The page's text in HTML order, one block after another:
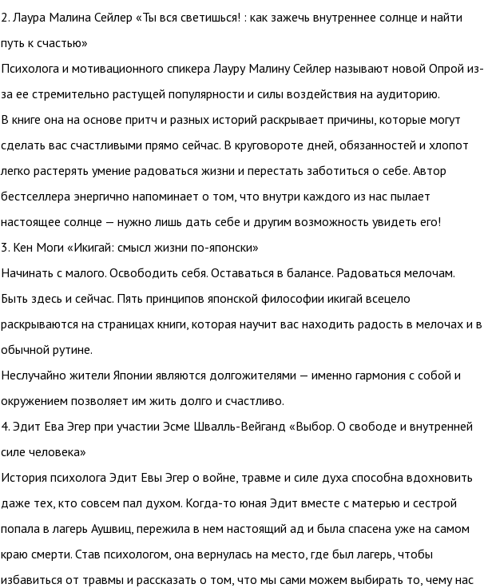
2. Лаура Малина Сейлер «Ты вся светишься! : как зажечь внутреннее солнце и найти
путь к счастью»
Психолога и мотивационного спикера Лауру Малину Сейлер называют новой Опрой из-
за ее стремительно растущей популярности и силы воздействия на аудиторию.
В книге она на основе притч и разных историй раскрывает причины, которые могут
сделать вас счастливыми прямо сейчас. В круговороте дней, обязанностей и хлопот
легко растерять умение радоваться жизни и перестать заботиться о себе. Автор
бестселлера энергично напоминает о том, что внутри каждого из нас пылает
настоящее солнце — нужно лишь дать себе и другим возможность увидеть его!
3. Кен Моги «Икигай: смысл жизни по-японски»
Начинать с малого. Освободить себя. Оставаться в балансе. Радоваться мелочам.
Быть здесь и сейчас. Пять принципов японской философии икигай всецело
раскрываются на страницах книги, которая научит вас находить радость в мелочах и в
обычной рутине.
Неслучайно жители Японии являются долгожителями — именно гармония с собой и
окружением позволяет им жить долго и счастливо.
4. Эдит Ева Эгер при участии Эсме Швалль-Вейганд «Выбор. О свободе и внутренней
силе человека»
История психолога Эдит Евы Эгер о войне, травме и силе духа способна вдохновить
даже тех, кто совсем пал духом. Когда-то юная Эдит вместе с матерью и сестрой
попала в лагерь Аушвиц, пережила в нем настоящий ад и была спасена уже на самом
краю смерти. Став психологом, она вернулась на место, где был лагерь, чтобы
избавиться от травмы и рассказать о том, что мы сами можем выбирать то, чему нас